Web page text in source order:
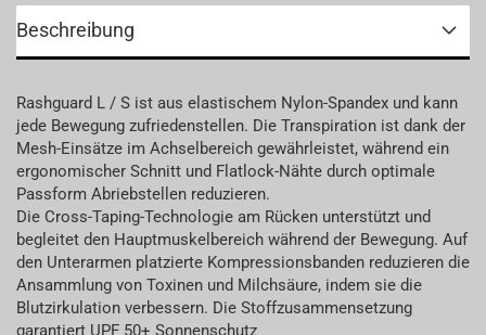
Beschreibung
Rashguard L / S ist aus elastischem Nylon-Spandex und kann
jede Bewegung zufriedenstellen. Die Transpiration ist dank der
Mesh-Einsätze im Achselbereich gewährleistet, während ein
ergonomischer Schnitt und Flatlock-Nähte durch optimale
Passform Abriebstellen reduzieren.
Die Cross-Taping-Technologie am Rücken unterstützt und
begleitet den Hauptmuskelbereich während der Bewegung. Auf
den Unterarmen platzierte Kompressionsbanden reduzieren die
Ansammlung von Toxinen und Milchsäure, indem sie die
Blutzirkulation verbessern. Die Stoffzusammensetzung
garantiert UPF 50+ Sonnenschutz